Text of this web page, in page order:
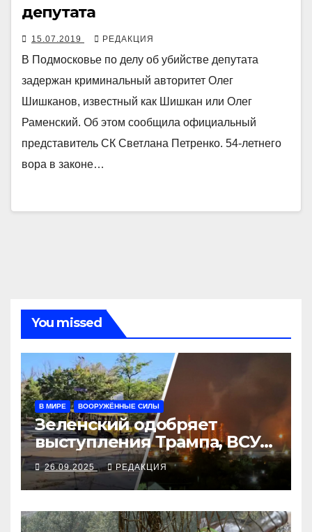
депутата
15.07.2019 РЕДАКЦИЯ
В Подмосковье по делу об убийстве депутата
задержан криминальный авторитет Олег
Шишканов, известный как Шишкан или Олег
Раменский. Об этом сообщила официальный
представитель СК Светлана Петренко. 54-летнего
вора в законе…
You missed
В МИРЕ ВООРУЖЁННЫЕ СИЛЫ
Зеленский одобряет
выступления Трампа, ВСУ
закрыли Добропольский
рубеж
26.09.2025 РЕДАКЦИЯ